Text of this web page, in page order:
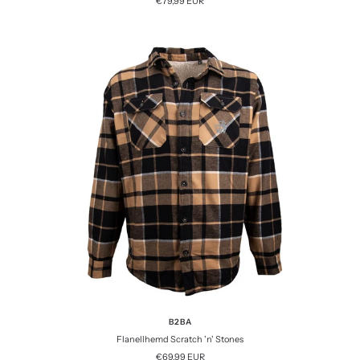
B2BA
Flanellhemd Scratch 'n' Stones
Angebotspreis
€69,99 EUR